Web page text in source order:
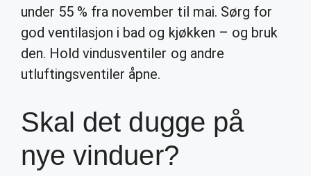
under 55 % fra november til mai. Sørg for
god ventilasjon i bad og kjøkken – og bruk
den. Hold vindusventiler og andre
utluftingsventiler åpne.
Skal det dugge på
nye vinduer?